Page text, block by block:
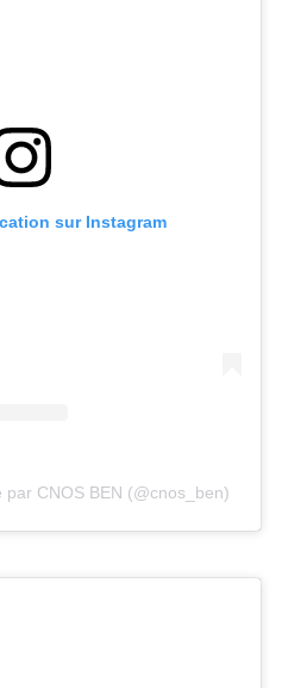
sur Instagram
CNOS BEN (@cnos_ben)